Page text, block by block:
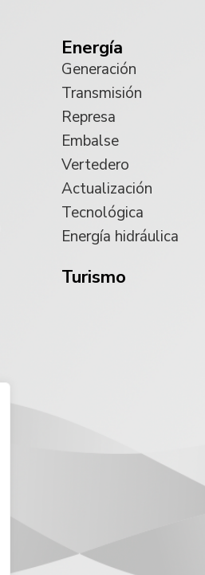
Energía
Generación
Transmisión
Represa
Embalse
Vertedero
Actualización
Tecnológica
Energía hidráulica
Turismo